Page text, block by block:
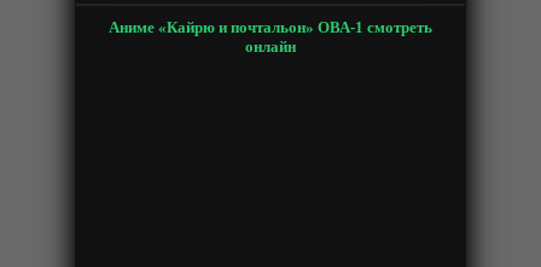
Аниме «Кайрю и почтальон» ОВА-1 смотреть
онлайн